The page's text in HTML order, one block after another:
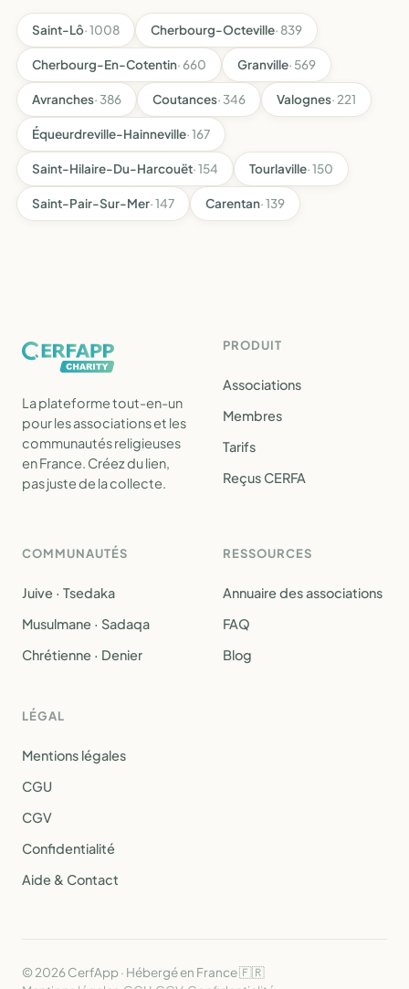
Saint-Lô· 1008 Cherbourg-Octeville· 839
Cherbourg-En-Cotentin· 660 Granville· 569
Avranches· 386 Coutances· 346 Valognes· 221
Équeurdreville-Hainneville· 167
Saint-Hilaire-Du-Harcouët· 154 Tourlaville· 150
Saint-Pair-Sur-Mer· 147 Carentan· 139
La plateforme tout-en-un
pour les associations et les
communautés religieuses
en France. Créez du lien,
pas juste de la collecte.
PRODUIT
Associations
Membres
Tarifs
Reçus CERFA
COMMUNAUTÉS
Juive · Tsedaka
Musulmane · Sadaqa
Chrétienne · Denier
RESSOURCES
Annuaire des associations
FAQ
Blog
LÉGAL
Mentions légales
CGU
CGV
Confidentialité
Aide & Contact
© 2026 CerfApp · Hébergé en France 🇫🇷